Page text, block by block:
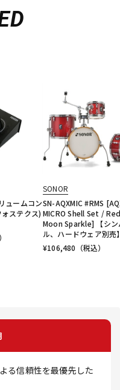
ュームコン
ステクス)
SONOR
SN-AQXMIC #RMS
MICRO Shell Set /
Moon Sparkle] 【シン
ル、ハードウェア別売
¥106,480 （税込）
る信頼性を最優先した